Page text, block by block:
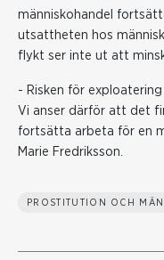
människohandel
utsattheten hos
flykt ser inte ut att
- Risken för
Vi anser därför att det
fortsätta arbeta för en
Marie Fredriksson.
PROSTITUTION OCH